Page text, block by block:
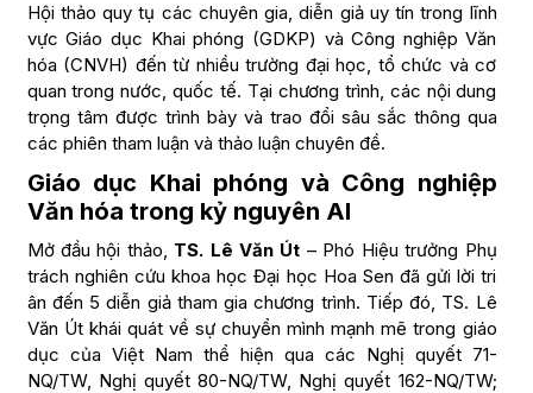
Hội thảo quy tụ các chuyên gia, diễn giả uy tín trong lĩnh
vực Giáo dục Khai phóng (GDKP) và Công nghiệp Văn
hóa (CNVH) đến từ nhiều trường đại học, tổ chức và cơ
quan trong nước, quốc tế. Tại chương trình, các nội dung
trọng tâm được trình bày và trao đổi sâu sắc thông qua
các phiên tham luận và thảo luận chuyên đề.
Giáo dục Khai phóng và Công nghiệp
Văn hóa trong kỷ nguyên AI
Mở đầu hội thảo, TS. Lê Văn Út – Phó Hiệu trưởng Phụ
trách nghiên cứu khoa học Đại học Hoa Sen đã gửi lời tri
ân đến 5 diễn giả tham gia chương trình. Tiếp đó, TS. Lê
Văn Út khái quát về sự chuyển mình mạnh mẽ trong giáo
dục của Việt Nam thể hiện qua các Nghị quyết 71-
NQ/TW, Nghị quyết 80-NQ/TW, Nghị quyết 162-NQ/TW;